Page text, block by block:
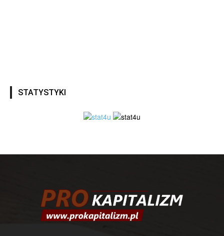
STATYSTYKI